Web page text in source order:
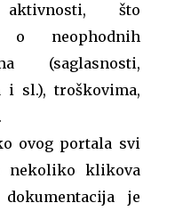
što
o neophodnih
(saglasnosti,
i sl.), troškovima,
ovog portala svi
nekoliko klikova
je